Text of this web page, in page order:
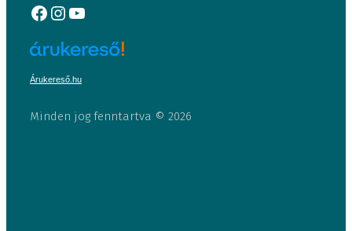
Facebook
Instagram
YouTube
Árukereső.hu
Minden jog fenntartva © 2026